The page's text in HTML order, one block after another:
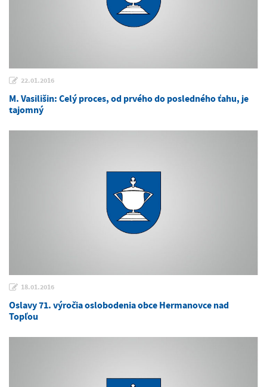
22.01.2016
M. Vasilišin: Celý proces, od prvého do posledného ťahu, je
tajomný
18.01.2016
Oslavy 71. výročia oslobodenia obce Hermanovce nad
Topľou